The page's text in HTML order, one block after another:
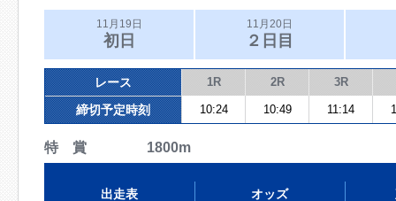
11月19日
初日
11月20日
２日目
レース 1R 2R 3R
締切予定時刻 10:24 10:49 11:14
特 賞 1800m
出走表 オッズ